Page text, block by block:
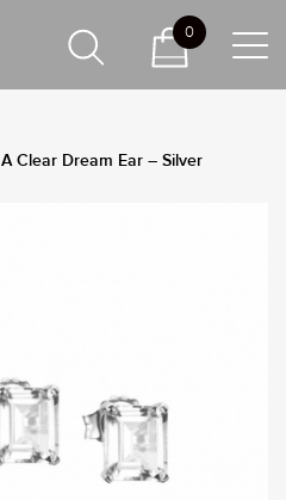
A Clear Dream Ear – Silver
0